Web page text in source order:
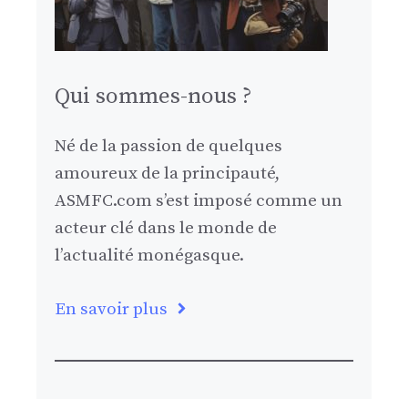
Qui sommes-nous ?
Né de la passion de quelques
amoureux de la principauté,
ASMFC.com s’est imposé comme un
acteur clé dans le monde de
l’actualité monégasque.
En savoir plus